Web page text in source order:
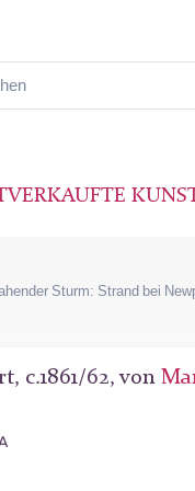
Sturm: Strand bei
c.1861/62, von